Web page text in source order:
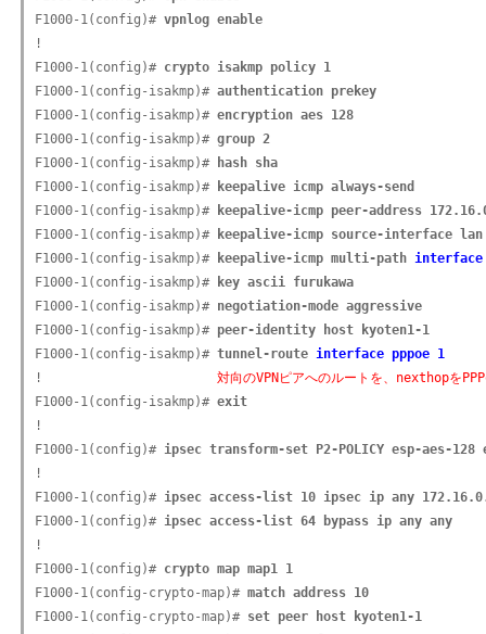
F1000-1(config)# vpnlog enable
!
F1000-1(config)# crypto isakmp policy 1
F1000-1(config-isakmp)# authentication prekey
F1000-1(config-isakmp)# encryption aes 128
F1000-1(config-isakmp)# group 2
F1000-1(config-isakmp)# hash sha
F1000-1(config-isakmp)# keepalive icmp always-send
F1000-1(config-isakmp)# keepalive-icmp peer-address
F1000-1(config-isakmp)# keepalive-icmp source-interface
F1000-1(config-isakmp)# keepalive-icmp multi-path interface
F1000-1(config-isakmp)# key ascii furukawa
F1000-1(config-isakmp)# negotiation-mode aggressive
F1000-1(config-isakmp)# peer-identity host kyoten1-1
F1000-1(config-isakmp)# tunnel-route interface pppoe 1
! 対向のVPNピアへのルートを、nexthopを
F1000-1(config-isakmp)# exit
!
F1000-1(config)# ipsec transform-set P2-POLICY esp-aes-128
!
F1000-1(config)# ipsec access-list 10 ipsec ip any
F1000-1(config)# ipsec access-list 64 bypass ip any any
!
F1000-1(config)# crypto map map1 1
F1000-1(config-crypto-map)# match address 10
F1000-1(config-crypto-map)# set peer host kyoten1-1